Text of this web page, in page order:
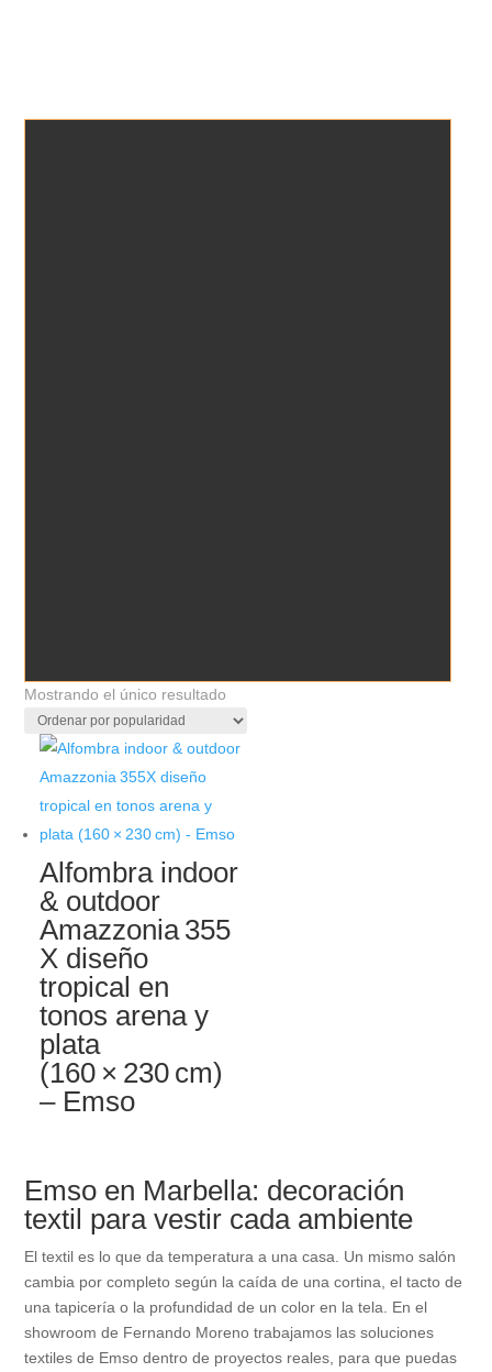
Mostrando el único resultado
Alfombra indoor
& outdoor
Amazzonia 355
X diseño
tropical en
tonos arena y
plata
(160 × 230 cm)
– Emso
Emso en Marbella: decoración
textil para vestir cada ambiente
El textil es lo que da temperatura a una casa. Un mismo salón
cambia por completo según la caída de una cortina, el tacto de
una tapicería o la profundidad de un color en la tela. En el
showroom de Fernando Moreno trabajamos las soluciones
textiles de Emso dentro de proyectos reales, para que puedas